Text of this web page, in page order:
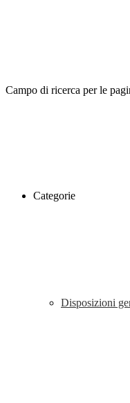
Campo di ricerca per le
Categorie
Disposizioni